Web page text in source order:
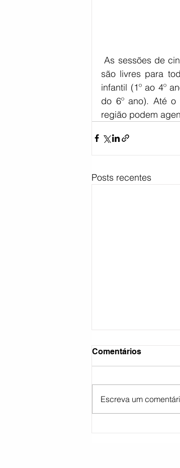
As sessões de
são livres para
infantil (1º ao 4º
do 6º ano). Até
região podem
Posts recentes
Comentários
Escreva um